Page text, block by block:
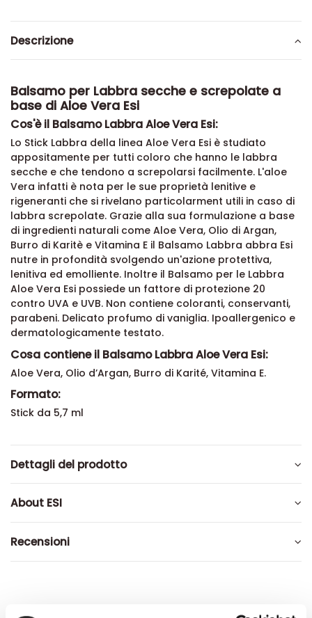
Descrizione
Balsamo per Labbra secche e screpolate a
base di Aloe Vera Esi
Cos'è il Balsamo Labbra Aloe Vera Esi:
Lo Stick Labbra della linea Aloe Vera Esi è studiato
appositamente per tutti coloro che hanno le labbra
secche e che tendono a screpolarsi facilmente. L'aloe
Vera infatti è nota per le sue proprietà lenitive e
rigeneranti che si rivelano particolarment utili in caso di
labbra screpolate. Grazie alla sua formulazione a base
di ingredienti naturali come Aloe Vera, Olio di Argan,
Burro di Karitè e Vitamina E il Balsamo Labbra abbra Esi
nutre in profondità svolgendo un'azione protettiva,
lenitiva ed emolliente. Inoltre il Balsamo per le Labbra
Aloe Vera Esi possiede un fattore di protezione 20
contro UVA e UVB. Non contiene coloranti, conservanti,
parabeni. Delicato profumo di vaniglia. Ipoallergenico e
dermatologicamente testato.
Cosa contiene il Balsamo Labbra Aloe Vera Esi:
Aloe Vera, Olio d’Argan, Burro di Karité, Vitamina E.
Formato:
Stick da 5,7 ml
Dettagli del prodotto
About ESI
Recensioni